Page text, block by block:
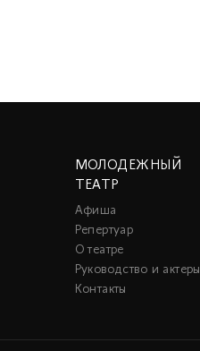
МОЛОДЕЖНЫЙ
ТЕАТР
Афиша
Репертуар
О театре
Руководство и актеры
Контакты